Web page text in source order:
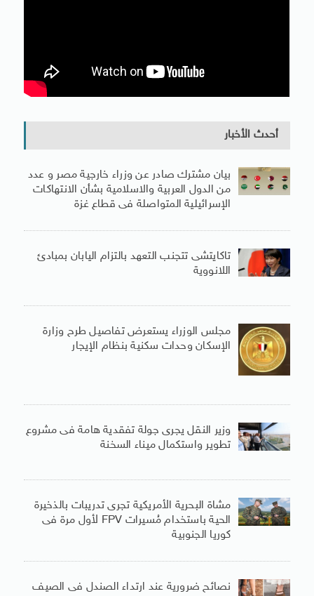
أحدث الأخبار
بيان مشترك صادر عن وزراء خارجية مصر و عدد
من الدول العربية والاسلامية بشأن الانتهاكات
الإسرائيلية المتواصلة فى قطاع غزة
تاكايتشى تتجنب التعهد بالتزام اليابان بمبادئ
اللانووية
مجلس الوزراء يستعرض تفاصيل طرح وزارة
الإسكان وحدات سكنية بنظام الإيجار
وزير النقل يجرى جولة تفقدية هامة فى مشروع
تطوير واستكمال ميناء السخنة
مشاة البحرية الأمريكية تجرى تدريبات بالذخيرة
الحية باستخدام مُسيرات FPV لأول مرة فى
كوريا الجنوبية
نصائح ضرورية عند ارتداء الصندل فى الصيف